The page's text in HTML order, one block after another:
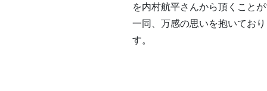
を内村航平さんから頂くこと
一同、万感の思いを抱いてお
す。